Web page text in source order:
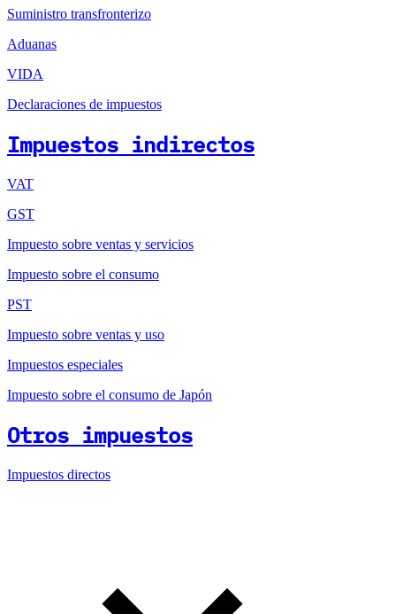
Suministro transfronterizo
Aduanas
VIDA
Declaraciones de impuestos
Impuestos indirectos
VAT
GST
Impuesto sobre ventas y servicios
Impuesto sobre el consumo
PST
Impuesto sobre ventas y uso
Impuestos especiales
Impuesto sobre el consumo de Japón
Otros impuestos
Impuestos directos